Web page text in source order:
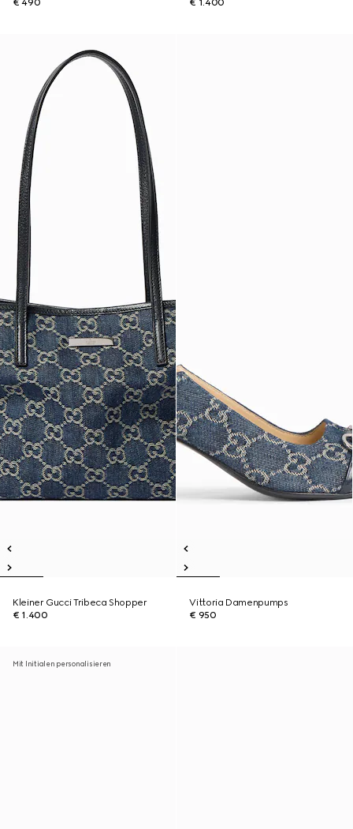
€ 490 € 1.400
Kleiner Gucci Tribeca Shopper
€ 1.400
Vittoria Damenpumps
€ 950
Mit Initialen personalisieren